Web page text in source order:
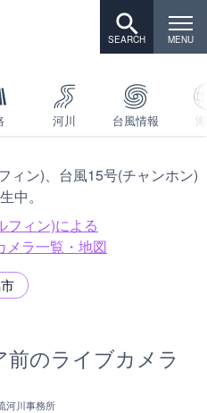
河川 台風情報
ィン)、台風15号(チャンホン)
中。
フィン)による
メラ一覧・地図
のライブカメラ
河川事務所